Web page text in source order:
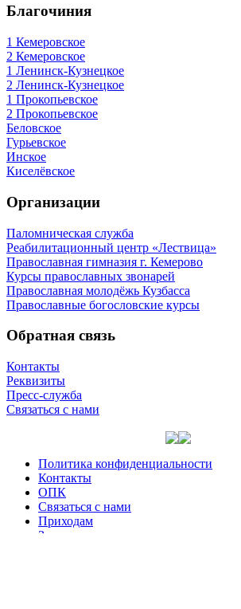
Благочиния
1 Кемеровское
2 Кемеровское
1 Ленинск-Кузнецкое
2 Ленинск-Кузнецкое
1 Прокопьевское
2 Прокопьевское
Беловское
Гурьевское
Инское
Киселёвское
Организации
Паломническая служба
Реабилитационный центр «Лествица»
Православная гимназия г. Кемерово
Курсы православных звонарей
Православная молодёжь Кузбасса
Православные богословские курсы
Обратная связь
Контакты
Реквизиты
Пресс-служба
Связаться с нами
Политика конфиденциальности
Контакты
ОПК
Связаться с нами
Приходам
Задать вопрос